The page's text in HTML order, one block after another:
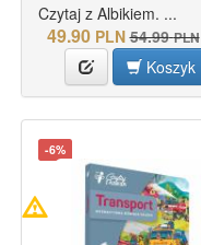
Czytaj z Albikiem. ...
49.90 PLN 54.99 PLN
Koszyk
-6%